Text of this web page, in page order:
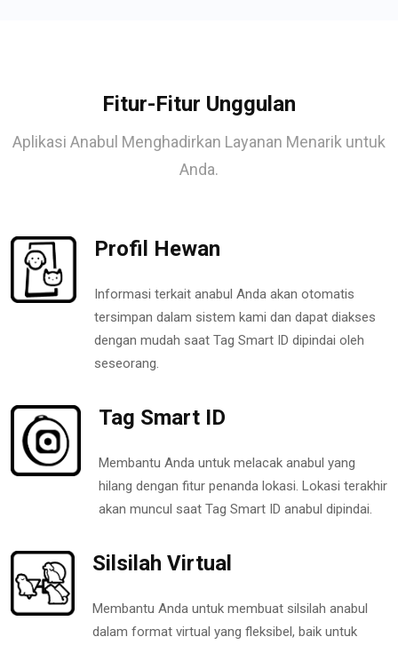
Fitur-Fitur Unggulan
Aplikasi Anabul Menghadirkan Layanan Menarik untuk
Anda.
Profil Hewan
Informasi terkait anabul Anda akan otomatis
tersimpan dalam sistem kami dan dapat diakses
dengan mudah saat Tag Smart ID dipindai oleh
seseorang.
Tag Smart ID
Membantu Anda untuk melacak anabul yang
hilang dengan fitur penanda lokasi. Lokasi terakhir
akan muncul saat Tag Smart ID anabul dipindai.
Silsilah Virtual
Membantu Anda untuk membuat silsilah anabul
dalam format virtual yang fleksibel, baik untuk